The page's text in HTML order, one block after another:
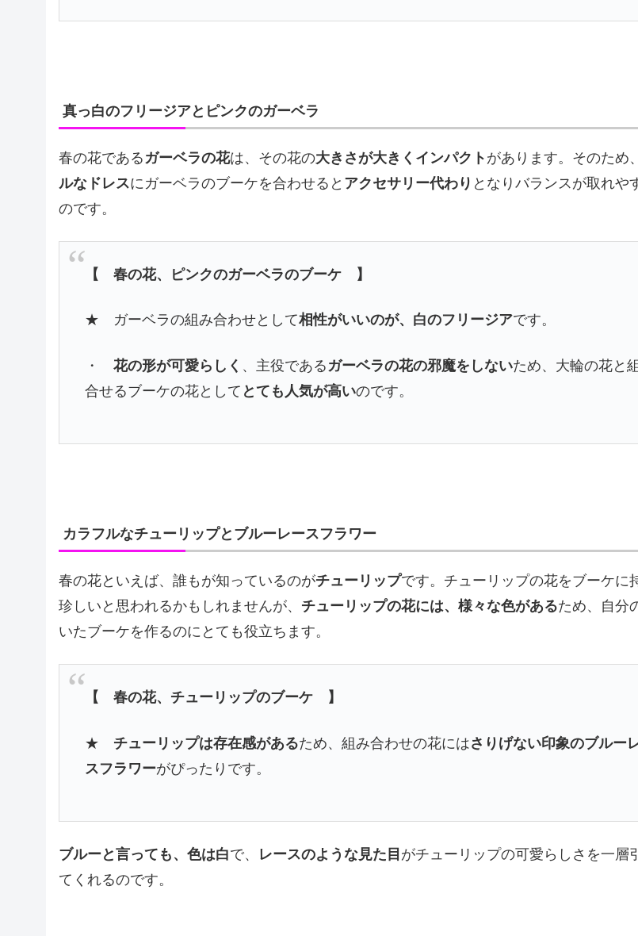
真っ白のフリージアとピンクのガーベラ
春の花である ガーベラの花は、その花の大きさが大きくインパクト があります。そのため、
ルなドレスにガーベラのブーケを合わせると アクセサリー代わり となりバランスが取れや
のです。
【 春の花、ピンクのガーベラのブーケ 】
★ ガーベラの組み合わせとして相性がいいのが、白のフリージアです。
・花の形が可愛らしく 、主役である ガーベラの花の邪魔をしないため、大輪の花と
合せるブーケの花として とても人気が高いのです。
カラフルなチューリップとブルーレースフラワー
春の花といえば、誰もが知っているのがチューリップです。チューリップの花をブーケに
珍しいと思われるかもしれませんが、 チューリップの花には、様々な色があるため、自分
いたブーケを作るのにとても役立ちます。
【 春の花、チューリップのブーケ 】
★ チューリップは存在感があるため、組み合わせの花にはさりげない印象のブルー
スフラワーがぴったりです。
ブルーと言っても、色は白で、 レースのような見た目 がチューリップの可愛らしさを一層
てくれるのです。